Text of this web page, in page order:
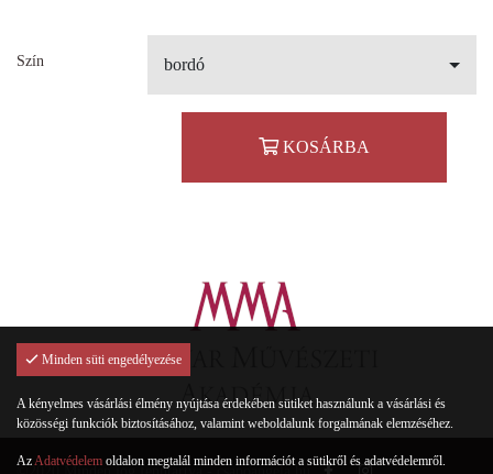
Szín bordó
KOSÁRBA
Minden süti engedélyezése
A kényelmes vásárlási élmény nyújtása érdekében sütiket használunk a vásárlási és
közösségi funkciók biztosításához, valamint weboldalunk forgalmának elemzéséhez.
AzAdatvédelem oldalon megtalál minden információt a sütikről és adatvédelemről.